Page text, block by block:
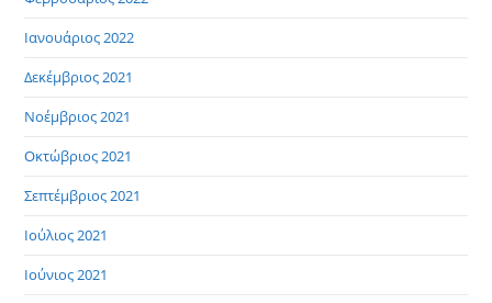
Ιανουάριος 2022
Δεκέμβριος 2021
Νοέμβριος 2021
Οκτώβριος 2021
Σεπτέμβριος 2021
Ιούλιος 2021
Ιούνιος 2021